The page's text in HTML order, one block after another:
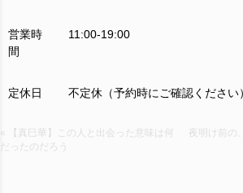
営業時
間
11:00-19:00
定休日 不定休（予約時にご確認ください）
« 【真巳華】この人と出会った意味は何
だったのだろう
夜明け前